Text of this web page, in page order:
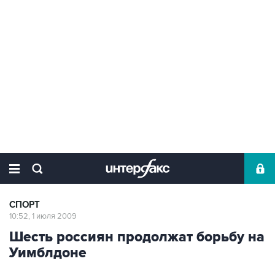
СПОРТ
10:52, 1 июля 2009
Шесть россиян продолжат борьбу на
Уимблдоне